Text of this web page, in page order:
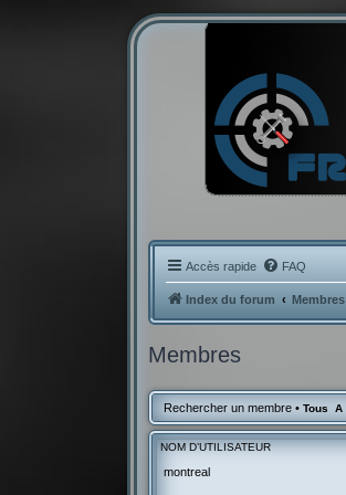
Accès rapide FAQ
Index du forum Membres
Membres
Rechercher un membre •Tous A
NOM D’UTILISATEUR
montreal